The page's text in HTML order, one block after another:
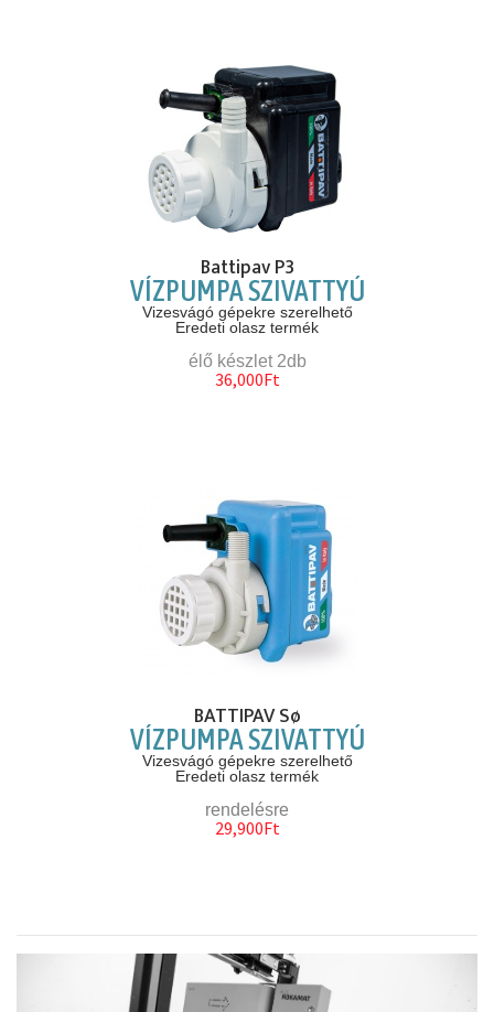
Battipav P3
VÍZPUMPA SZIVATTYÚ
Vizesvágó gépekre szerelhető
Eredeti olasz termék
élő készlet 2db
36,000Ft
BATTIPAV Sø
VÍZPUMPA SZIVATTYÚ
Vizesvágó gépekre szerelhető
Eredeti olasz termék
rendelésre
29,900Ft